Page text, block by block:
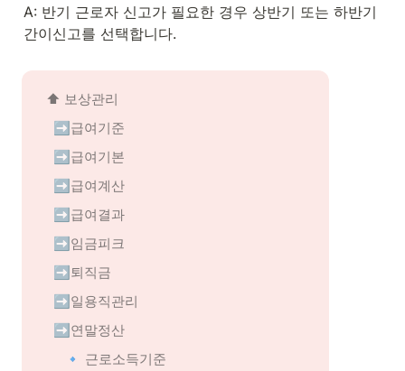
A: 반기 근로자 신고가 필요한 경우 상반기 또는 하반기
간이신고를 선택합니다.
⬆️ 보상관리
➡️급여기준
➡️급여기본
➡️급여계산
➡️급여결과
➡️임금피크
➡️퇴직금
➡️일용직관리
➡️연말정산
🔹 근로소득기준